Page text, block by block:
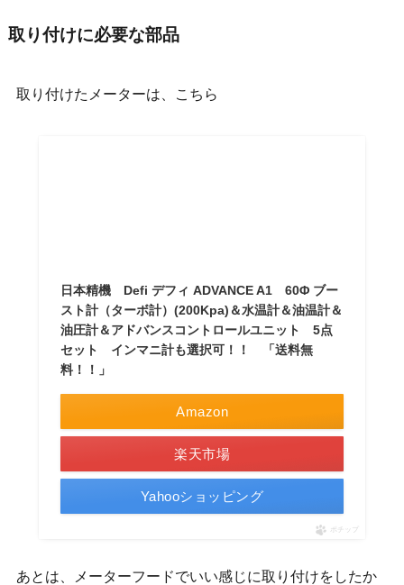
取り付けに必要な部品
取り付けたメーターは、こちら
日本精機 Defi デフィ ADVANCE A1 60Φ ブー
スト計（ターボ計）(200Kpa)＆水温計＆油温計＆
油圧計＆アドバンスコントロールユニット 5点
セット インマニ計も選択可！！ 「送料無
料！！」
Amazon
楽天市場
Yahooショッピング
ポチップ
あとは、メーターフードでいい感じに取り付けをしたか